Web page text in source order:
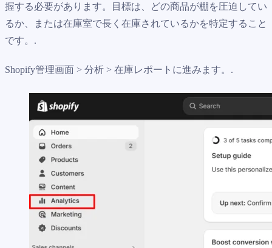
握する必要があります。目標は、どの商品が棚を圧迫してい
るか、または在庫室で長く在庫されているかを特定すること
です。.
Shopify管理画面 > 分析 > 在庫レポートに進みます。.